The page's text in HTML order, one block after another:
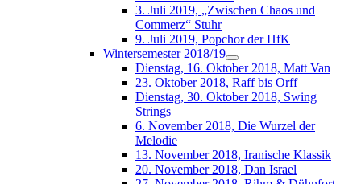
3. Juli 2019, „Zwischen Chaos und
Commerz“ Stuhr
9. Juli 2019, Popchor der HfK
Wintersemester 2018/19
Dienstag, 16. Oktober 2018, Matt Van
23. Oktober 2018, Raff bis Orff
Dienstag, 30. Oktober 2018, Swing
Strings
6. November 2018, Die Wurzel der
Melodie
13. November 2018, Iranische Klassik
20. November 2018, Dan Israel